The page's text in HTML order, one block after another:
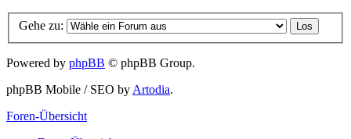
Gehe zu:
Powered by phpBB © phpBB Group.
phpBB Mobile / SEO byArtodia.
Foren-Übersicht